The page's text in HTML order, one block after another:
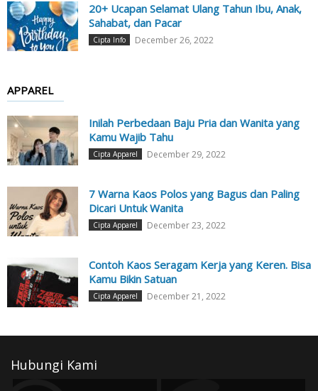
20+ Ucapan Selamat Ulang Tahun Ibu, Anak,
Sahabat, dan Pacar
Cipta Info December 26, 2022
APPAREL
Inilah Perbedaan Baju Pria dan Wanita yang
Kamu Wajib Tahu
Cipta Apparel December 29, 2022
7 Warna Kaos Polos yang Bagus dan Paling
Dicari Untuk Wanita
Cipta Apparel December 23, 2022
Contoh Kaos Seragam Kerja yang Keren. Bisa
Kamu Bikin Satuan
Cipta Apparel December 21, 2022
Hubungi Kami